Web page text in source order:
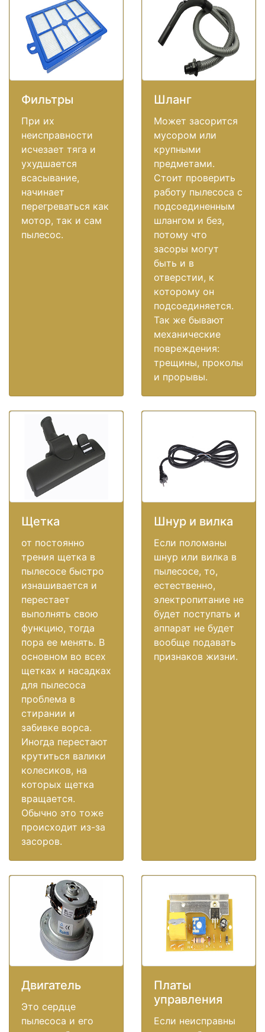
Фильтры
При их
неисправности
исчезает тяга и
ухудшается
всасывание,
начинает
перегреваться как
мотор, так и сам
пылесос.
Шланг
Может засорится
мусором или
крупными
предметами.
Стоит проверить
работу пылесоса с
подсоединенным
шлангом и без,
потому что
засоры могут
быть и в
отверстии, к
которому он
подсоединяется.
Так же бывают
механические
повреждения:
трещины, проколы
и прорывы.
Щетка
от постоянно
трения щетка в
пылесосе быстро
изнашивается и
перестает
выполнять свою
функцию, тогда
пора ее менять. В
основном во всех
щетках и насадках
для пылесоса
проблема в
стирании и
забивке ворса.
Иногда перестают
крутиться валики
колесиков, на
которых щетка
вращается.
Обычно это тоже
происходит из-за
засоров.
Шнур и вилка
Если поломаны
шнур или вилка в
пылесосе, то,
естественно,
электропитание не
будет поступать и
аппарат не будет
вообще подавать
признаков жизни.
Двигатель
Это сердце
пылесоса и его
Платы
управления
Если неисправны